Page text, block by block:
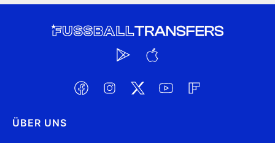
ÜBER UNS